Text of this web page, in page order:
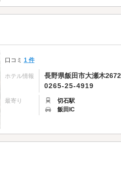
口コミ 1 件
ホテル情報
長野県飯田市大瀬木
0265-25-4919
最寄り
切石駅
飯田IC